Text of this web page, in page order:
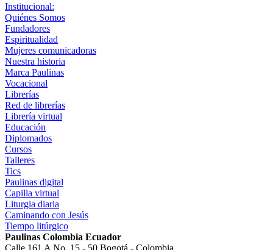
Institucional:
Quiénes Somos
Fundadores
Espiritualidad
Mujeres comunicadoras
Nuestra historia
Marca Paulinas
Vocacional
Librerías
Red de librerías
Librería virtual
Educación
Diplomados
Cursos
Talleres
Tics
Paulinas digital
Capilla virtual
Liturgia diaria
Caminando con Jesús
Tiempo litúrgico
Paulinas Colombia Ecuador
Calle 161 A No. 15 - 50 Bogotá - Colombia